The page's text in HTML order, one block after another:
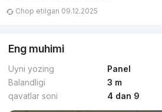
Chop etilgan 09.12.2025
Eng muhimi
Uyni yozing
Panel
Balandligi
3 m
qavatlar soni
4 dan 9